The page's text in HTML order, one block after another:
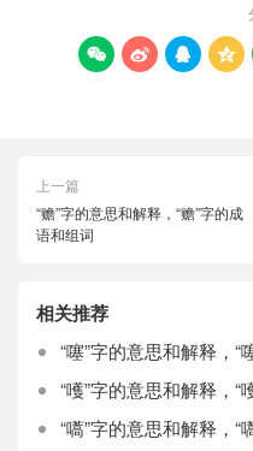
   
上一篇
“赡”字的意思和解释，“赡”字的成
语和组词
相关推荐
“噻”字的意思和解释，“
“嚄”字的意思和解释，“
“嚆”字的意思和解释，“